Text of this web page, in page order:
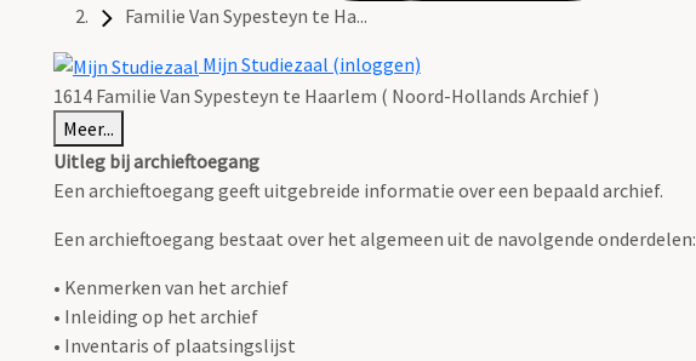
Familie Van Sypesteyn te Ha...
Mijn Studiezaal (inloggen)
1614 Familie Van Sypesteyn te Haarlem ( Noord-Hollands Archief )
Meer...
Uitleg bij archieftoegang
Een archieftoegang geeft uitgebreide informatie over een bepaald archief.
Een archieftoegang bestaat over het algemeen uit de navolgende onderdelen:
• Kenmerken van het archief
• Inleiding op het archief
• Inventaris of plaatsingslijst